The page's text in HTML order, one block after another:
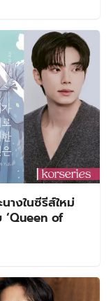
างในซีรีส์ใหม่
of